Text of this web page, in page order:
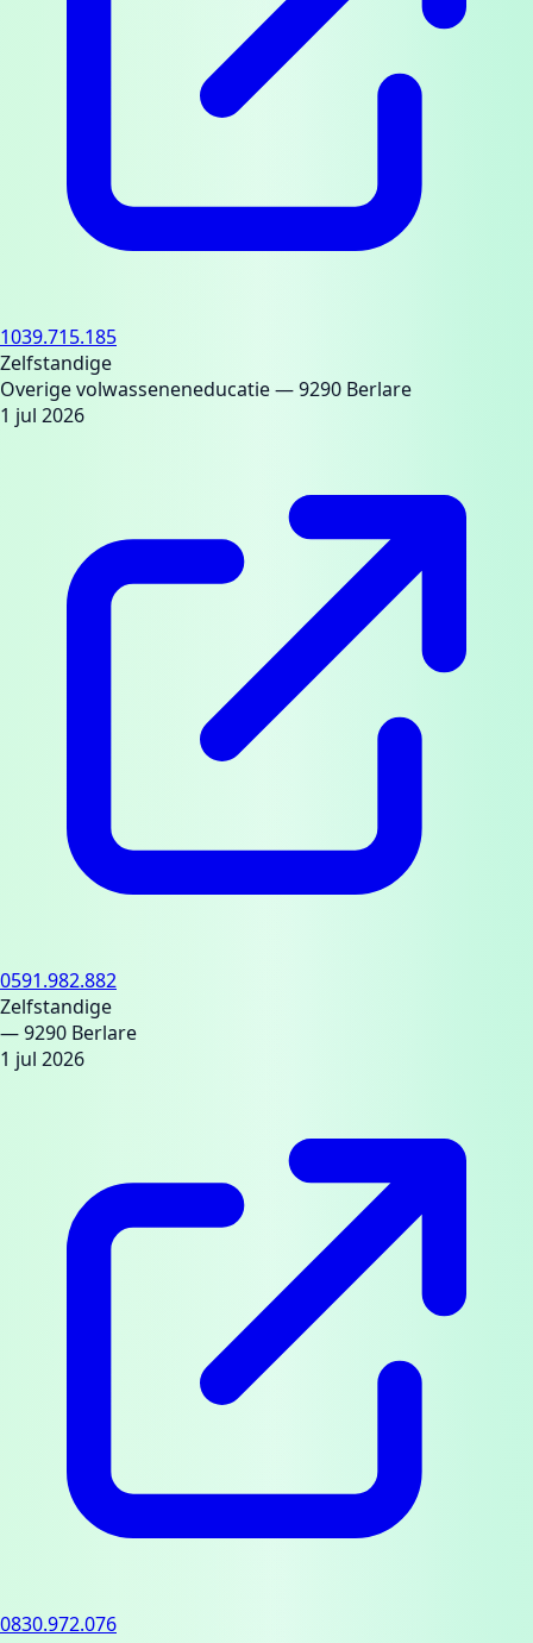
1039.715.185
Zelfstandige
Overige volwasseneneducatie— 9290 Berlare
1 jul 2026
0591.982.882
Zelfstandige
— 9290 Berlare
1 jul 2026
0830.972.076